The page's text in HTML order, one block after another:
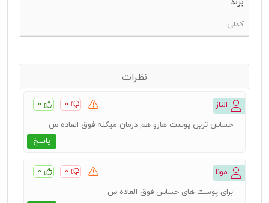
کدلی
نظرات
الناز ۰ ۰
پاسخ
حساس ترین پوست هارو هم درمان میکنه فوق العاده س
مونا ۰ ۰
برای پوست های حساس فوق العاده س